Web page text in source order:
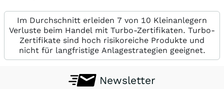
Im Durchschnitt erleiden 7 von 10 Kleinanlegern
Verluste beim Handel mit Turbo-Zertifikaten. Turbo-
Zertifikate sind hoch risikoreiche Produkte und
nicht für langfristige Anlagestrategien geeignet.
Newsletter